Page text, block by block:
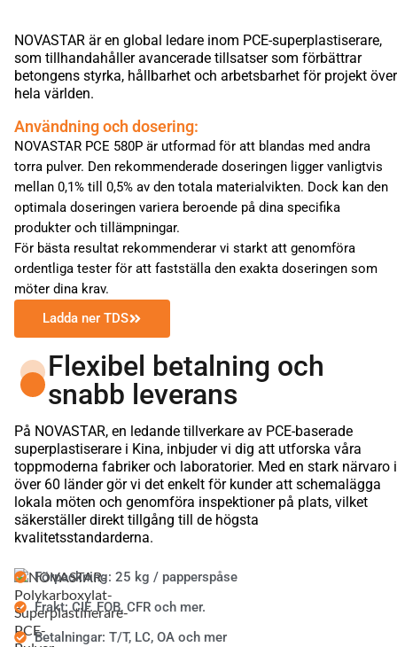
NOVASTAR är en global ledare inom PCE-superplastiserare,
som tillhandahåller avancerade tillsatser som förbättrar
betongens styrka, hållbarhet och arbetsbarhet för projekt över
hela världen.
Användning och dosering:
NOVASTAR PCE 580P är utformad för att blandas med andra
torra pulver. Den rekommenderade doseringen ligger vanligtvis
mellan 0,1% till 0,5% av den totala materialvikten. Dock kan den
optimala doseringen variera beroende på dina specifika
produkter och tillämpningar.
För bästa resultat rekommenderar vi starkt att genomföra
ordentliga tester för att fastställa den exakta doseringen som
möter dina krav.
Ladda ner TDS
Flexibel betalning och
snabb leverans
På NOVASTAR, en ledande tillverkare av PCE-baserade
superplastiserare i Kina, inbjuder vi dig att utforska våra
toppmoderna fabriker och laboratorier. Med en stark närvaro i
över 60 länder gör vi det enkelt för kunder att schemalägga
lokala möten och genomföra inspektioner på plats, vilket
säkerställer direkt tillgång till de högsta
kvalitetsstandarderna.
Förpackning: 25 kg / papperspåse
Frakt: CIF. FOB, CFR och mer.
Betalningar: T/T, LC, OA och mer